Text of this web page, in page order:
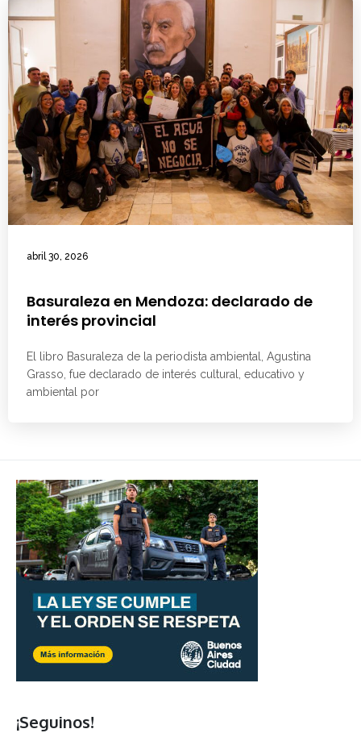
abril 30, 2026
Basuraleza en Mendoza: declarado de
interés provincial
El libro Basuraleza de la periodista ambiental, Agustina
Grasso, fue declarado de interés cultural, educativo y
ambiental por
¡Seguinos!